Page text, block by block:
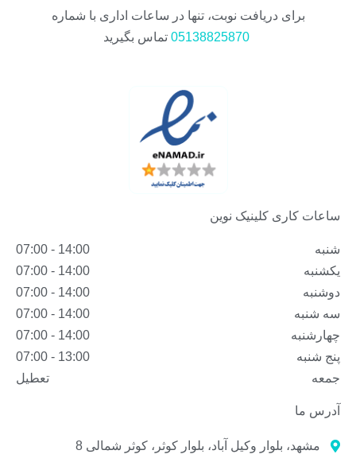
برای دریافت نوبت، تنها در ساعات اداری با شماره
05138825870 تماس بگیرید
ساعات کاری کلینیک نوین
شنبه
14:00 - 07:00
یکشنبه
14:00 - 07:00
دوشنبه
14:00 - 07:00
سه شنبه
14:00 - 07:00
چهارشنبه
14:00 - 07:00
پنج شنبه
13:00 - 07:00
جمعه
تعطیل
آدرس ما
مشهد، بلوار وکیل آباد، بلوار کوثر، کوثر شمالی 8